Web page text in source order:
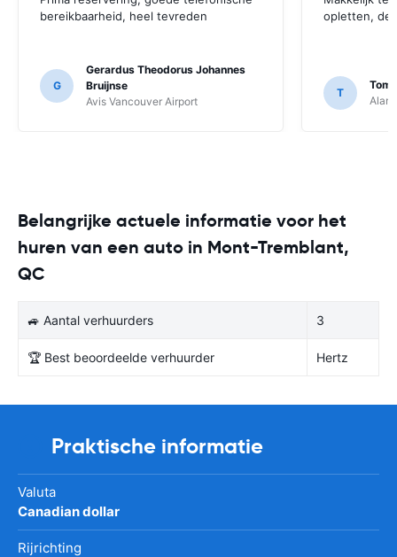
bereikbaarheid, heel tevreden
G
Gerardus Theodorus Johannes
Bruijnse
Avis Vancouver Airport
opletten, de
T
Tom
Belangrijke actuele informatie voor het
huren van een auto in Mont-Tremblant,
QC
🚙 Aantal verhuurders 3
🏆 Best beoordeelde verhuurder Hertz
Praktische informatie
Valuta
Canadian dollar
Rijrichting